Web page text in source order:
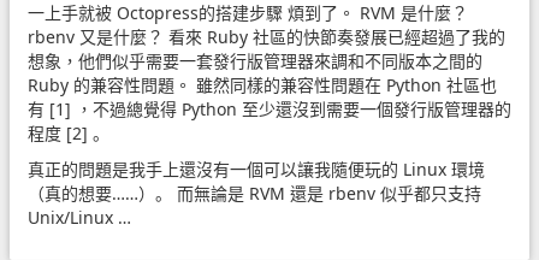
一上手就被 Octopress的搭建步驟 煩到了。 RVM 是什麼？
rbenv 又是什麼？ 看來 Ruby 社區的快節奏發展已經超過了我的
想象，他們似乎需要一套發行版管理器來調和不同版本之間的
Ruby 的兼容性問題。 雖然同樣的兼容性問題在 Python 社區也
有 [1] ，不過總覺得 Python 至少還沒到需要一個發行版管理器的
程度 [2] 。
真正的問題是我手上還沒有一個可以讓我隨便玩的 Linux 環境
（真的想要……）。 而無論是 RVM 還是 rbenv 似乎都只支持
Unix/Linux …